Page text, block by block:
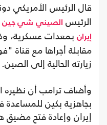
قال الرئيس الأمريكي
الرئيس الصيني شي جين
إيران بمعدات عسكرية،
مقابلة أجراها مع
زيارته الحالية إلى الصين.
وأضاف ترامب أن
بجاهزية بكين
إيران وإعادة فتح مضيق